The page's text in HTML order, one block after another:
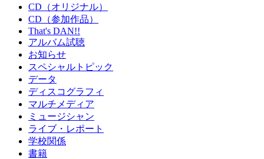
CD（オリジナル）
CD（参加作品）
That's DAN!!
アルバム試聴
お知らせ
スペシャルトピック
データ
ディスコグラフィ
マルチメディア
ミュージシャン
ライブ・レポート
学校関係
書籍